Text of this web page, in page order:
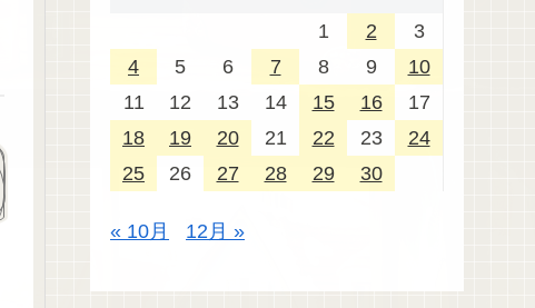
1 2
3
4
5 6 7 8 9
10
11
12 13 14 15 16
17
18
19 20 21 22 23
24
25
26 27 28 29 30
« 10月 12月 »